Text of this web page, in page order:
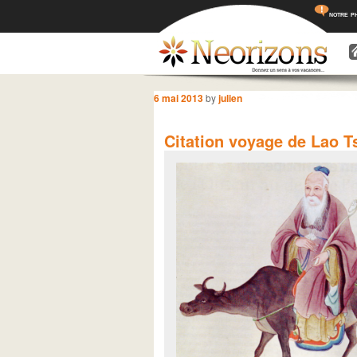
notre
Aller
Aller
Navigation des articles
Citation voyage de Lao
6 mai 2013byjulien